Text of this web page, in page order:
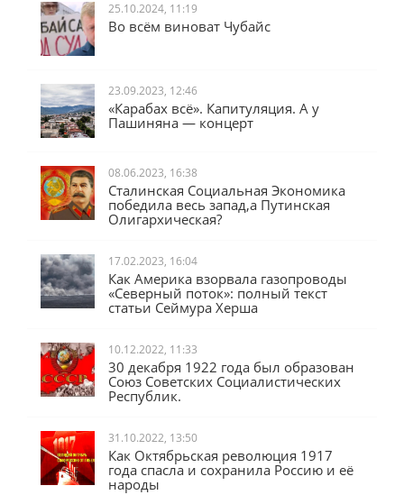
25.10.2024, 11:19
Во всём виноват Чубайс
23.09.2023, 12:46
«Карабах всё». Капитуляция. А у
Пашиняна — концерт
08.06.2023, 16:38
Сталинская Социальная Экономика
победила весь запад,а Путинская
Олигархическая?
17.02.2023, 16:04
Как Америка взорвала газопроводы
«Северный поток»: полный текст
статьи Сеймура Херша
10.12.2022, 11:33
30 декабря 1922 года был образован
Союз Советских Социалистических
Республик.
31.10.2022, 13:50
Как Октябрьская революция 1917
года спасла и сохранила Россию и её
народы